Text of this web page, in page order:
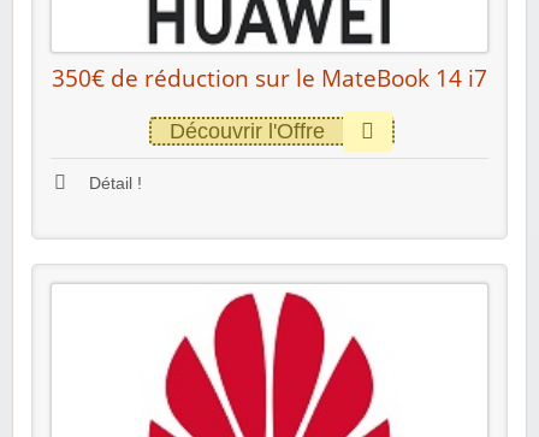
350€ de réduction sur le MateBook 14 i7
Découvrir l'Offre
Détail !